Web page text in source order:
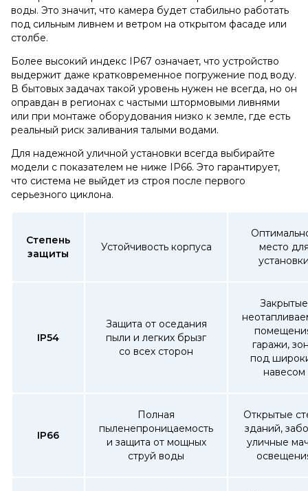
воды. Это значит, что камера будет стабильно работать
под сильным ливнем и ветром на открытом фасаде или
столбе.
Более высокий индекс IP67 означает, что устройство
выдержит даже кратковременное погружение под воду.
В бытовых задачах такой уровень нужен не всегда, но он
оправдан в регионах с частыми штормовыми ливнями
или при монтаже оборудования низко к земле, где есть
реальный риск заливания талыми водами.
Для надежной уличной установки всегда выбирайте
модели с показателем не ниже IP66. Это гарантирует,
что система не выйдет из строя после первого
серьезного циклона.
Степень
защиты
Устойчивость корпуса
место
IP54
Защита от оседания
пыли и легких брызг
со всех сторон
Закрытые
гаражи,
под
навесом
IP66
Полная
пыленепроницаемость
и защита от мощных
струй воды
Открытые
зданий,
уличные